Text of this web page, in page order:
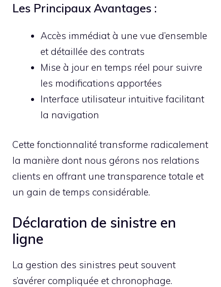
Les Principaux Avantages :
Accès immédiat à une vue d’ensemble
et détaillée des contrats
Mise à jour en temps réel pour suivre
les modifications apportées
Interface utilisateur intuitive facilitant
la navigation
Cette fonctionnalité transforme radicalement
la manière dont nous gérons nos relations
clients en offrant une transparence totale et
un gain de temps considérable.
Déclaration de sinistre en
ligne
La gestion des sinistres peut souvent
s’avérer compliquée et chronophage.